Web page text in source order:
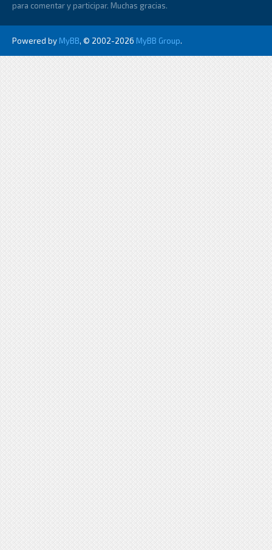
para comentar y participar. Muchas gracias.
Powered by MyBB, © 2002-2026 MyBB Group.